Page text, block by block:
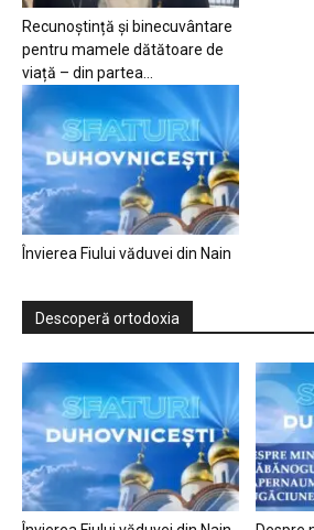
Recunoștință și binecuvântare
pentru mamele dătătoare de
viață – din partea...
Învierea Fiului văduvei din Nain
Descoperă ortodoxia